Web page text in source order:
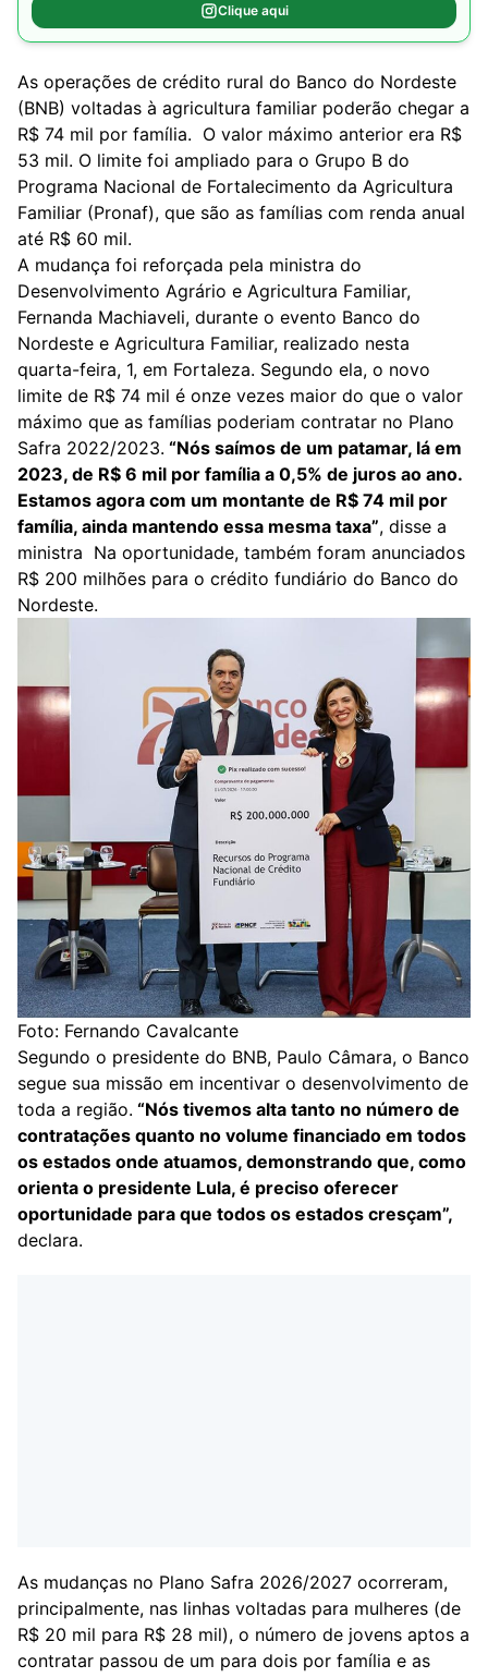
Clique aqui
As operações de crédito rural do Banco do Nordeste
(BNB) voltadas à agricultura familiar poderão chegar a
R$ 74 mil por família. O valor máximo anterior era R$
53 mil. O limite foi ampliado para o Grupo B do
Programa Nacional de Fortalecimento da Agricultura
Familiar (Pronaf), que são as famílias com renda anual
até R$ 60 mil.
A mudança foi reforçada pela ministra do
Desenvolvimento Agrário e Agricultura Familiar,
Fernanda Machiaveli, durante o evento Banco do
Nordeste e Agricultura Familiar, realizado nesta
quarta-feira, 1, em Fortaleza. Segundo ela, o novo
limite de R$ 74 mil é onze vezes maior do que o valor
máximo que as famílias poderiam contratar no Plano
Safra 2022/2023. “Nós saímos de um patamar, lá em
2023, de R$ 6 mil por família a 0,5% de juros ao ano.
Estamos agora com um montante de R$ 74 mil por
família, ainda mantendo essa mesma taxa”, disse a
ministra Na oportunidade, também foram anunciados
R$ 200 milhões para o crédito fundiário do Banco do
Nordeste.
Foto: Fernando Cavalcante
Segundo o presidente do BNB, Paulo Câmara, o Banco
segue sua missão em incentivar o desenvolvimento de
toda a região. “Nós tivemos alta tanto no número de
contratações quanto no volume financiado em todos
os estados onde atuamos, demonstrando que, como
orienta o presidente Lula, é preciso oferecer
oportunidade para que todos os estados cresçam”,
declara.
As mudanças no Plano Safra 2026/2027 ocorreram,
principalmente, nas linhas voltadas para mulheres (de
R$ 20 mil para R$ 28 mil), o número de jovens aptos a
contratar passou de um para dois por família e as